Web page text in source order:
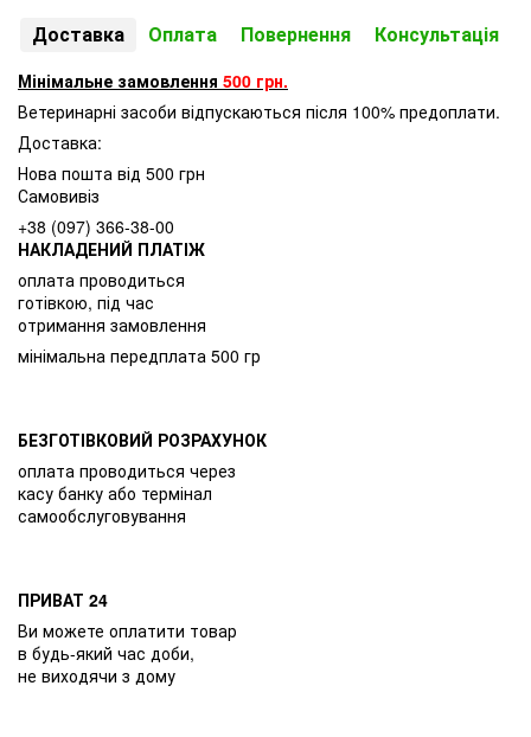
Доставка Оплата Повернення Консультація
Мінімальне замовлення 500 грн.
Ветеринарні засоби відпускаються після 100% предоплати.
Доставка:
Нова пошта від 500 грн
Самовивіз
+38 (097) 366-38-00
НАКЛАДЕНИЙ ПЛАТІЖ
оплата проводиться
готівкою, під час
отримання замовлення
мінімальна передплата 500 гр
БЕЗГОТІВКОВИЙ РОЗРАХУНОК
оплата проводиться через
касу банку або термінал
самообслуговування
ПРИВАТ 24
Ви можете оплатити товар
в будь-який час доби,
не виходячи з дому